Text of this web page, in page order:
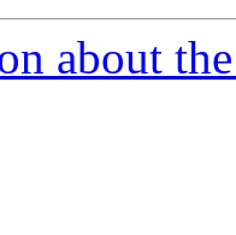
about